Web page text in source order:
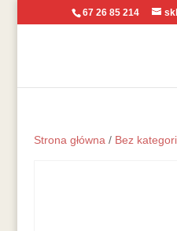
67 26 85 214
Strona główna / Bez